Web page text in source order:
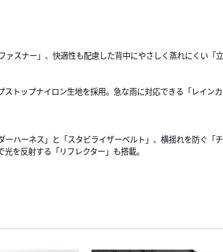
スナー」、快適性も配慮した背中にやさしく蒸れにくい「
トップナイロン生地を採用。急な雨に対応できる「レイン
ハーネス」と「スタビライザーベルト」、横揺れを防ぐ「チ
を反射する「リフレクター」も搭載。